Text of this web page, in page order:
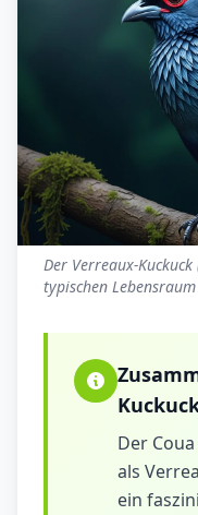
Der Verreaux-
typischen
Der
als
ein